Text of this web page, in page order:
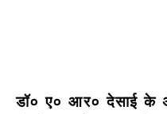
डॉ० ए० आर० देसाई के